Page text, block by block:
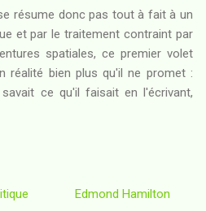
résume donc pas tout à fait à un
et par le traitement contraint par
spatiales, ce premier volet
réalité bien plus qu'il ne promet :
ce qu'il faisait en l'écrivant,
Edmond Hamilton